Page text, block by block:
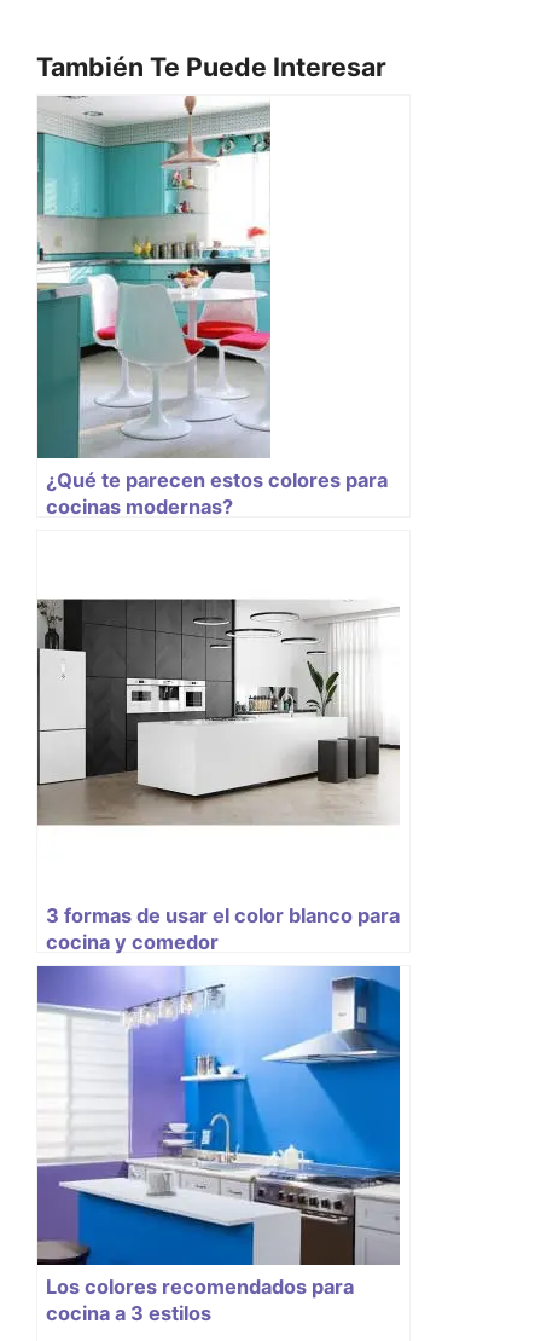
También Te Puede Interesar
¿Qué te parecen estos colores para
cocinas modernas?
3 formas de usar el color blanco para
cocina y comedor
Los colores recomendados para
cocina a 3 estilos